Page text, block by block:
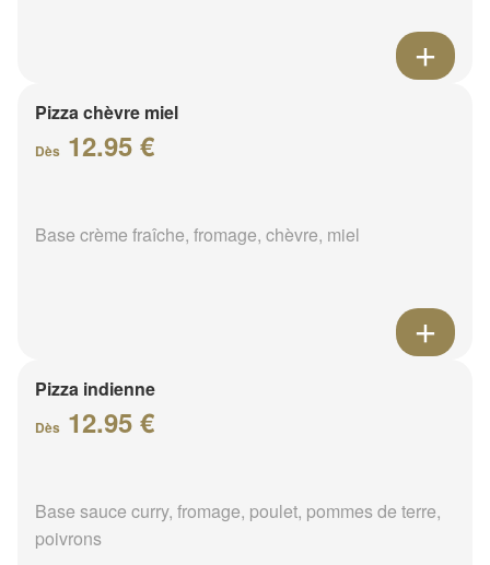
Pizza chèvre miel
Dès 12.95 €
Base crème fraîche, fromage, chèvre, miel
Pizza indienne
Dès 12.95 €
Base sauce curry, fromage, poulet, pommes de terre,
poivrons